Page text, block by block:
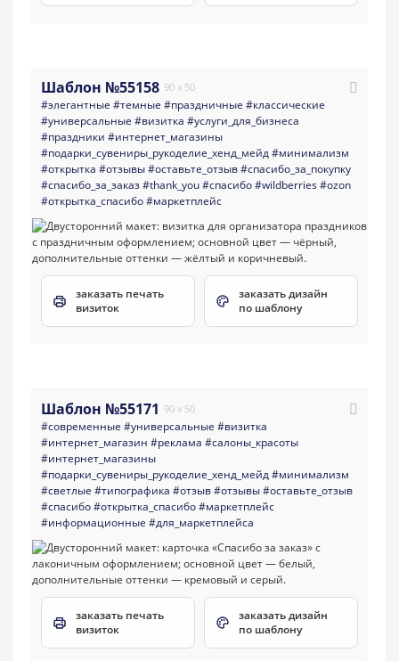
Шаблон №55158 90 x 50
#элегантные #темные #праздничные #классические
#универсальные #визитка #услуги_для_бизнеса
#праздники #интернет_магазины
#подарки_сувениры_рукоделие_хенд_мейд#минимализм
#открытка #отзывы#оставьте_отзыв#спасибо_за_покупку
#спасибо_за_заказ#thank_you#спасибо#wildberries#ozon
#открытка_спасибо#маркетплейс
заказать печать
визиток
заказать дизайн
по шаблону
Шаблон №55171 90 x 50
#современные #универсальные #визитка
#интернет_магазин #реклама #салоны_красоты
#интернет_магазины
#подарки_сувениры_рукоделие_хенд_мейд#минимализм
#светлые #типографика #отзыв#отзывы#оставьте_отзыв
#спасибо#открытка_спасибо#маркетплейс
#информационные #для_маркетплейса
заказать печать
визиток
заказать дизайн
по шаблону